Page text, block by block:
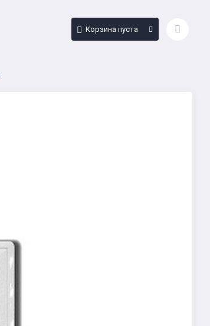
Корзина пуста